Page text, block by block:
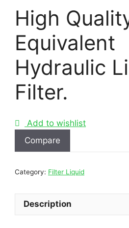
High
Equivalent
Hydraulic
Filter.
Add to wishlist
Compare
Category: Filter Liquid
Description